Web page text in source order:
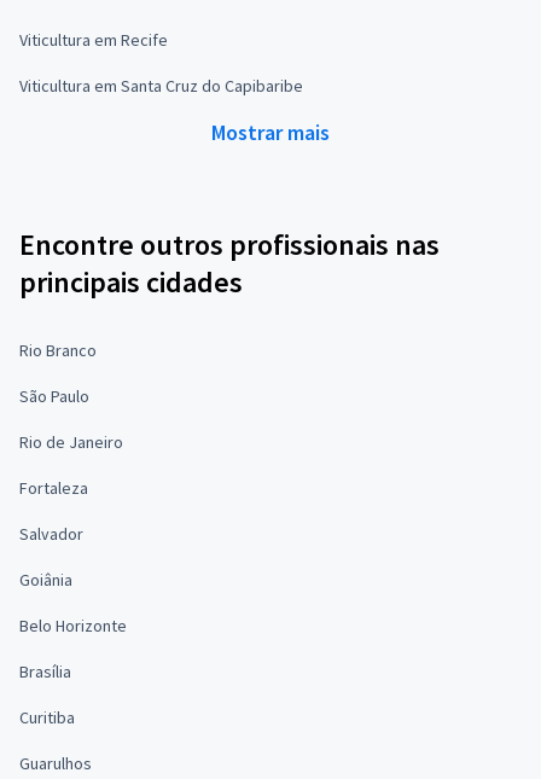
Viticultura em Recife
Viticultura em Santa Cruz do Capibaribe
Mostrar mais
Encontre outros profissionais nas
principais cidades
Rio Branco
São Paulo
Rio de Janeiro
Fortaleza
Salvador
Goiânia
Belo Horizonte
Brasília
Curitiba
Guarulhos